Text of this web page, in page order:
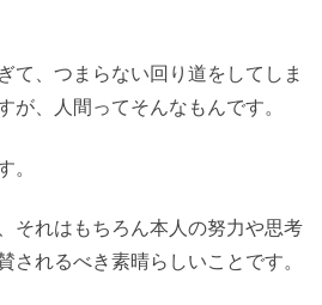
て、つまらない回り道をしてしま
が、人間ってそんなもんです。
。
それはもちろん本人の努力や思考
されるべき素晴らしいことです。